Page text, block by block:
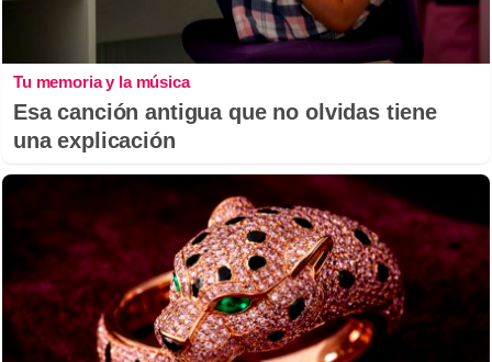
Tu memoria y la música
Esa canción antigua que no olvidas tiene
una explicación